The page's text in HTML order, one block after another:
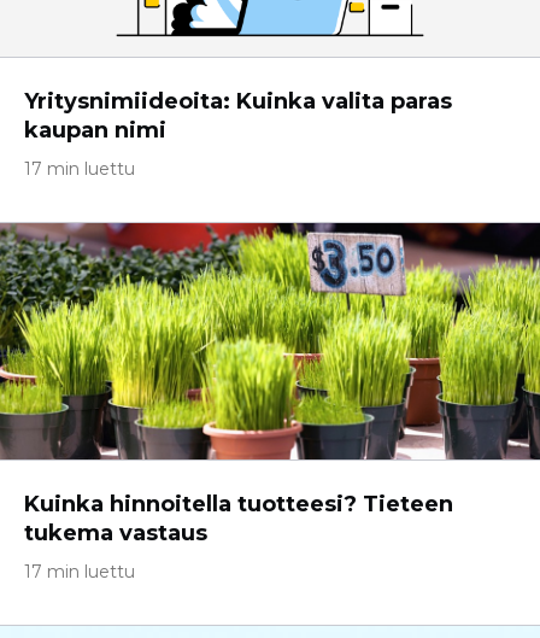
Yritysnimiideoita: Kuinka valita paras
kaupan nimi
17 min luettu
Kuinka hinnoitella tuotteesi? Tieteen
tukema vastaus
17 min luettu